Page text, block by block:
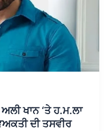
ਖਾਨ ‘ਤੇ ਹ.ਮ.ਲਾ
ਦੀ ਤਸਵੀਰ